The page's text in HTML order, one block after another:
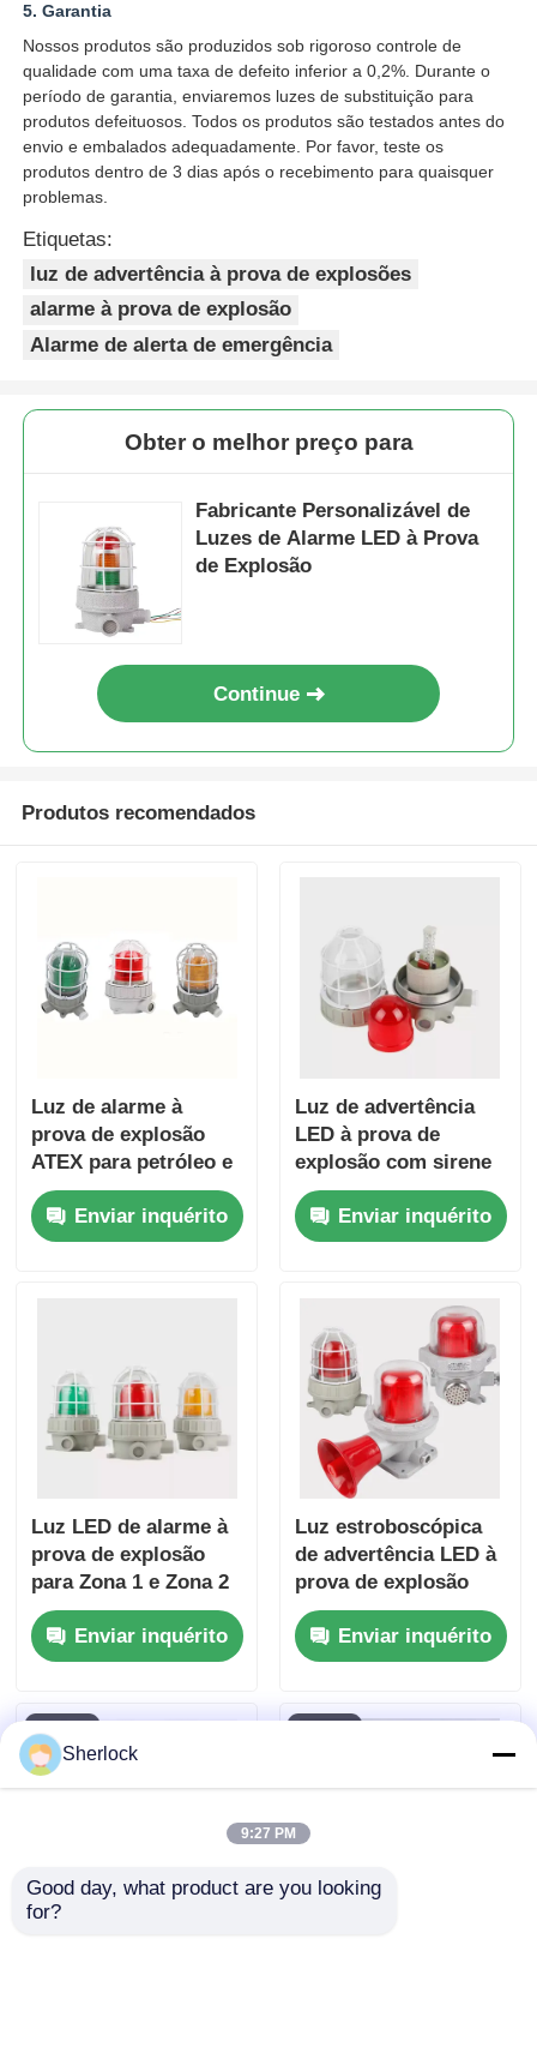
5. Garantia
Nossos produtos são produzidos sob rigoroso controle de
qualidade com uma taxa de defeito inferior a 0,2%. Durante o
período de garantia, enviaremos luzes de substituição para
produtos defeituosos. Todos os produtos são testados antes do
envio e embalados adequadamente. Por favor, teste os
produtos dentro de 3 dias após o recebimento para quaisquer
problemas.
Etiquetas:
luz de advertência à prova de explosões
alarme à prova de explosão
Alarme de alerta de emergência
Obter o melhor preço para
Fabricante Personalizável de
Luzes de Alarme LED à Prova
de Explosão
Continue
Produtos recomendados
Luz de alarme à
prova de explosão
ATEX para petróleo e
gás, fábricas de
produtos químicos e
áreas perigosas
Enviar inquérito
Luz de advertência
LED à prova de
explosão com sirene
Enviar inquérito
Luz LED de alarme à
prova de explosão
para Zona 1 e Zona 2
Enviar inquérito
Luz estroboscópica
de advertência LED à
prova de explosão
para segurança da
plantaEnviar inquérito
Sherlock
9:27 PM
Good day, what product are you looking
for?